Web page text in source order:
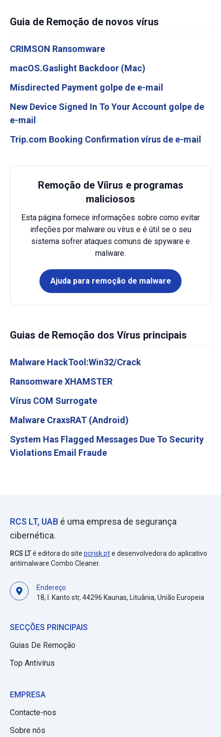
Guia de Remoção de novos vírus
CRIMSON Ransomware
macOS.Gaslight Backdoor (Mac)
Misdirected Payment golpe de e-mail
New Device Signed In To Your Account golpe de
e-mail
Trip.com Booking Confirmation vírus de e-mail
Remoção de Víirus e programas
maliciosos
Esta página fornece informações sobre como evitar
infeções por malware ou vírus e é útil se o seu
sistema sofrer ataques comuns de spyware e
malware.
Ajuda para remoção de malware
Guias de Remoção dos Vírus principais
Malware HackTool:Win32/Crack
Ransomware XHAMSTER
Vírus COM Surrogate
Malware CraxsRAT (Android)
System Has Flagged Messages Due To Security
Violations Email Fraude
RCS LT, UAB é uma empresa de segurança
cibernética.
RCS LTé editora do site pcrisk.pte desenvolvedora do aplicativo
antimalware Combo Cleaner.
Endereço
18, I. Kanto str, 44296 Kaunas, Lituânia, União Europeia
SECÇÕES PRINCIPAIS
Guias De Remoção
Top Antivírus
EMPRESA
Contacte-nos
Sobre nós